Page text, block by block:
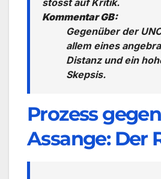
Kommentar GB:
Gegenüber der
allem eines
Distanz und ein
Skepsis.
Prozess
Assange: Der